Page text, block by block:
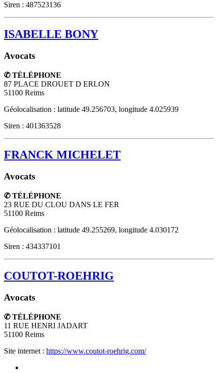
Siren : 487523136
ISABELLE BONY
Avocats
✆ TÉLÉPHONE
87 PLACE DROUET D ERLON
51100 Reims
Géolocalisation : latitude 49.256703, longitude 4.025939
Siren : 401363528
FRANCK MICHELET
Avocats
✆ TÉLÉPHONE
23 RUE DU CLOU DANS LE FER
51100 Reims
Géolocalisation : latitude 49.255269, longitude 4.030172
Siren : 434337101
COUTOT-ROEHRIG
Avocats
✆ TÉLÉPHONE
11 RUE HENRI JADART
51100 Reims
Site internet : https://www.coutot-roehrig.com/